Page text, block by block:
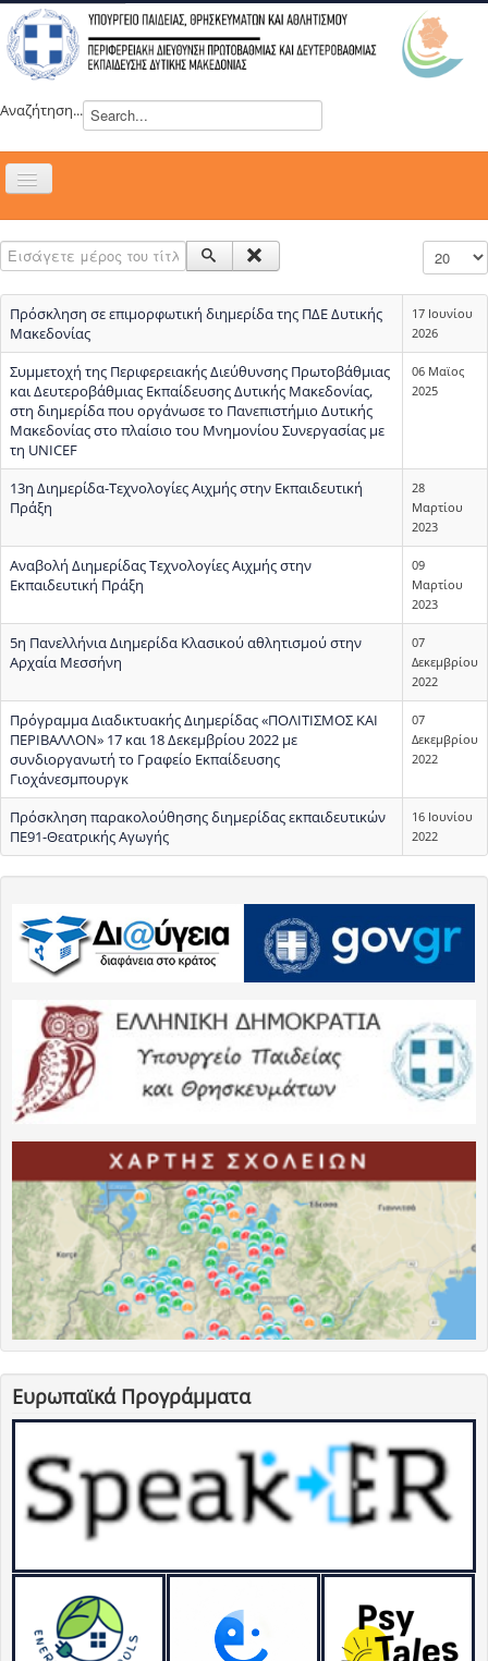
Αναζήτηση...
Εναλλαγή
ΝΕΑ
ΣΥΜΒΟΥΛΙΑ
ΕΥΡΩΠΑΪΚΑ ΠΡΟΓΡΑΜΜΑΤΑ
ΜΑΘΗΤΕΙΑ
ΔΡΑΣΕΙΣ
ΕΠΙΚΟΙΝΩΝΙΑ
ΕΞ ΑΠΟΣΤΑΣΕΩΣ ΕΚΠΑΙΔΕΥΣΗ
Εισάγετε μέρος του τίτλου.
Πρόσκληση σε επιμορφωτική διημερίδα της ΠΔΕ Δυτικής
Μακεδονίας
17 Ιουνίου
2026
Συμμετοχή της Περιφερειακής Διεύθυνσης Πρωτοβάθμιας
και Δευτεροβάθμιας Εκπαίδευσης Δυτικής Μακεδονίας,
στη διημερίδα που οργάνωσε το Πανεπιστήμιο Δυτικής
Μακεδονίας στο πλαίσιο του Μνημονίου Συνεργασίας με
τη UNICEF
06 Μαϊος
2025
13η Διημερίδα-Τεχνολογίες Αιχμής στην Εκπαιδευτική
Πράξη
28
Μαρτίου
2023
Αναβολή Διημερίδας Τεχνολογίες Αιχμής στην
Εκπαιδευτική Πράξη
09
Μαρτίου
2023
5η Πανελλήνια Διημερίδα Κλασικού αθλητισμού στην
Αρχαία Μεσσήνη
07
Δεκεμβρίου
2022
Πρόγραμμα Διαδικτυακής Διημερίδας «ΠΟΛΙΤΙΣΜΟΣ ΚΑΙ
ΠΕΡΙΒΑΛΛΟΝ» 17 και 18 Δεκεμβρίου 2022 με
συνδιοργανωτή το Γραφείο Εκπαίδευσης
Γιοχάνεσμπουργκ
07
Δεκεμβρίου
2022
Πρόσκληση παρακολούθησης διημερίδας εκπαιδευτικών
ΠΕ91-Θεατρικής Αγωγής
16 Ιουνίου
2022
Ευρωπαϊκά Προγράμματα